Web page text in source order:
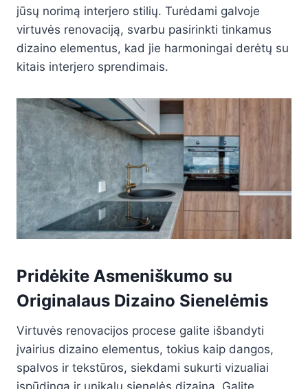
jūsų norimą interjero stilių. Turėdami galvoje
virtuvės renovaciją, svarbu pasirinkti tinkamus
dizaino elementus, kad jie harmoningai derėtų su
kitais interjero sprendimais.
Pridėkite Asmeniškumo su
Originalaus Dizaino Sienelėmis
Virtuvės renovacijos procese galite išbandyti
įvairius dizaino elementus, tokius kaip dangos,
spalvos ir tekstūros, siekdami sukurti vizualiai
įspūdingą ir unikalų sienelės dizainą. Galite